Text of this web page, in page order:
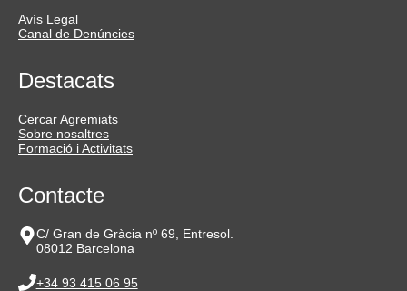
Avís Legal
Canal de Denúncies
Destacats
Cercar Agremiats
Sobre nosaltres
Formació i Activitats
Contacte
C/ Gran de Gràcia nº 69, Entresol.
08012 Barcelona
+34 93 415 06 95